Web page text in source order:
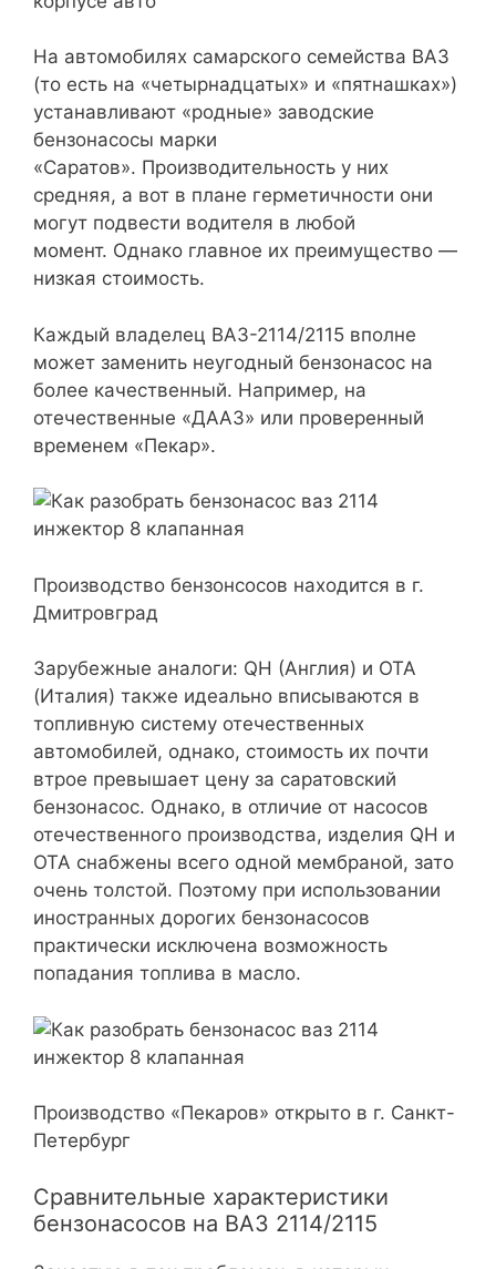
На автомобилях самарского семейства ВАЗ
(то есть на «четырнадцатых» и «пятнашках»)
устанавливают «родные» заводские
бензонасосы марки
«Саратов». Производительность у них
средняя, а вот в плане герметичности они
могут подвести водителя в любой
момент. Однако главное их преимущество —
низкая стоимость.
Каждый владелец ВАЗ-2114/2115 вполне
может заменить неугодный бензонасос на
более качественный. Например, на
отечественные «ДААЗ» или проверенный
временем «Пекар».
Производство бензонсосов находится в г.
Дмитровград
Зарубежные аналоги: QH (Англия) и OTA
(Италия) также идеально вписываются в
топливную систему отечественных
автомобилей, однако, стоимость их почти
втрое превышает цену за саратовский
бензонасос. Однако, в отличие от насосов
отечественного производства, изделия QH и
ОТА снабжены всего одной мембраной, зато
очень толстой. Поэтому при использовании
иностранных дорогих бензонасосов
практически исключена возможность
попадания топлива в масло.
Производство «Пекаров» открыто в г. Санкт-
Петербург
Сравнительные характеристики
бензонасосов на ВАЗ 2114/2115